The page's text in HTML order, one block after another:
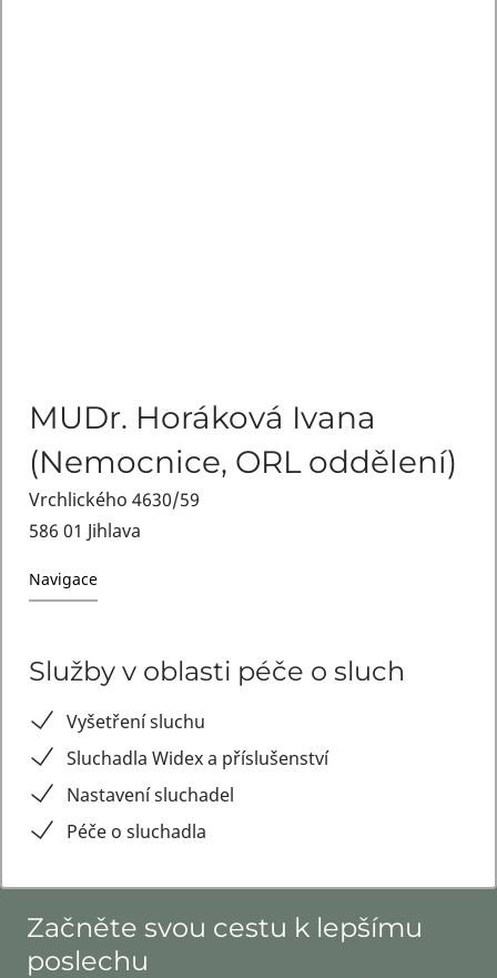
MUDr. Horáková Ivana
(Nemocnice, ORL oddělení)
Vrchlického 4630/59
586 01 Jihlava
Navigace
Služby v oblasti péče o sluch
Vyšetření sluchu
Sluchadla Widex a příslušenství
Nastavení sluchadel
Péče o sluchadla
Začněte svou cestu k lepšímu
poslechu